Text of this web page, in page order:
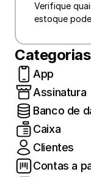
Verifique
estoque
Categorias
App
Assinatura
Banco de
Caixa
Clientes
Contas a